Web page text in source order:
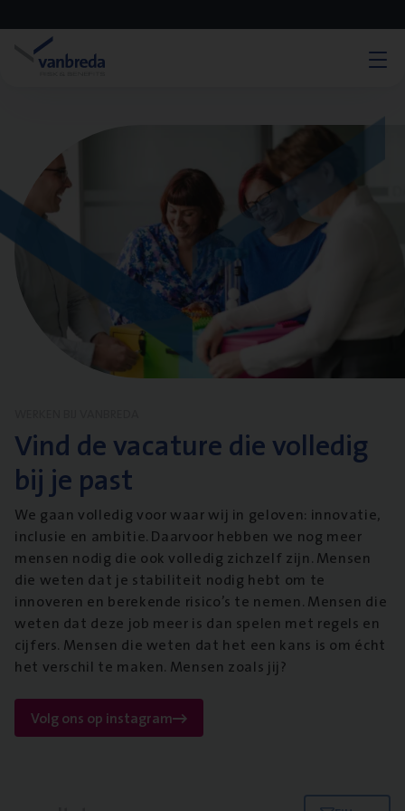
Vind de vacature die volledig
bij je past
We gaan volledig voor waar wij in geloven: innovatie,
inclusie en ambitie. Daarvoor hebben we nog meer
mensen nodig die ook volledig zichzelf zijn. Mensen
die weten dat je stabiliteit nodig hebt om te
innoveren en berekende risico’s te nemen. Mensen die
weten dat deze job meer is dan spelen met regels en
cijfers. Mensen die weten dat het een kans is om écht
het verschil te maken. Mensen zoals jij?
Volg ons op instagram